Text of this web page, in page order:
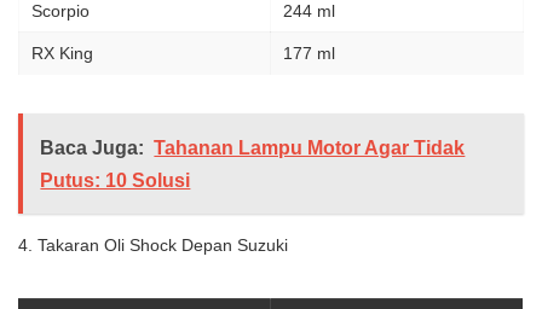
Scorpio 244 ml
RX King 177 ml
Baca Juga: Tahanan Lampu Motor Agar Tidak
Putus: 10 Solusi
4. Takaran Oli Shock Depan Suzuki